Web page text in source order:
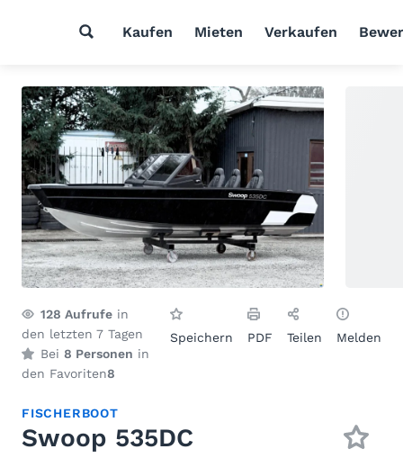
Kaufen Mieten Verkaufen
128 Aufrufe in
den letzten 7 Tagen
Bei 8 Personen in
den Favoriten8
Speichern PDF Teilen Melden
FISCHERBOOT
Swoop 535DC